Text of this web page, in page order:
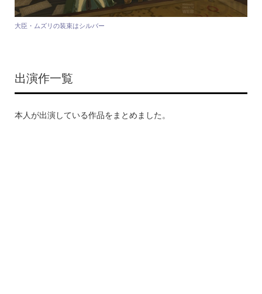
大臣・ムズリの装束はシルバー
出演作一覧
本人が出演している作品をまとめました。